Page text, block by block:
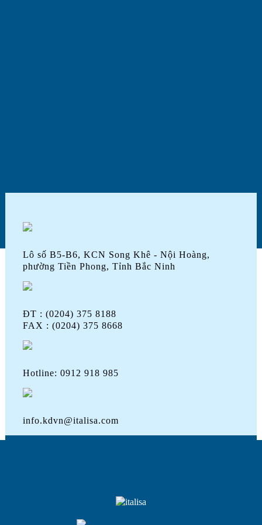
Lô số B5-B6, KCN Song Khê - Nội Hoàng,
phường Tiền Phong, Tỉnh Bắc Ninh
ĐT : (0204) 375 8188
FAX : (0204) 375 8668
Hotline: 0912 918 985
info.kdvn@italisa.com